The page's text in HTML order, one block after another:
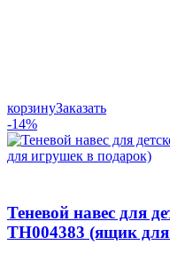
корзинуЗаказать
-14%
Теневой навес для
ТН004383 (ящик